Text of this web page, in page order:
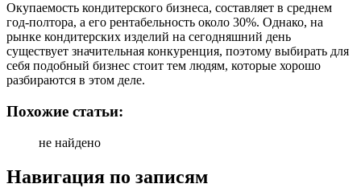
Окупаемость кондитерского бизнеса, составляет в среднем
год-полтора, а его рентабельность около 30%. Однако, на
рынке кондитерских изделий на сегодняшний день
существует значительная конкуренция, поэтому выбирать для
себя подобный бизнес стоит тем людям, которые хорошо
разбираются в этом деле.
Похожие статьи:
не найдено
Навигация по записям